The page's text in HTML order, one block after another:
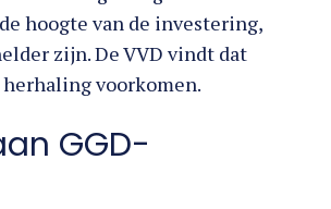
hoogte van de investering,
zijn. De VVD vindt dat
voorkomen.
GGD-